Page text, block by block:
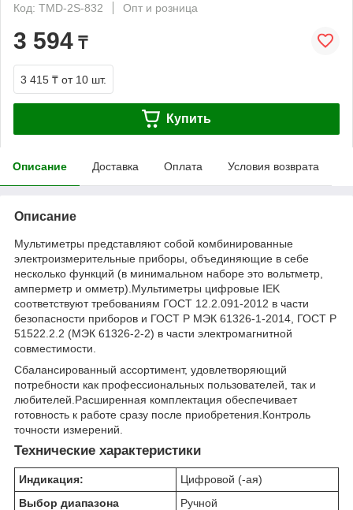
Код: TMD-2S-832
Опт и розница
3 594 ₸
3 415 ₸ от 10 шт.
Купить
Описание Доставка Оплата Условия возврата
Описание
Мультиметры представляют собой комбинированные
электроизмерительные приборы, объединяющие в себе
несколько функций (в минимальном наборе это вольтметр,
амперметр и омметр).Мультиметры цифровые IEK
соответствуют требованиям ГОСТ 12.2.091-2012 в части
безопасности приборов и ГОСТ Р МЭК 61326-1-2014, ГОСТ Р
51522.2.2 (МЭК 61326-2-2) в части электромагнитной
совместимости.
Сбалансированный ассортимент, удовлетворяющий
потребности как профессиональных пользователей, так и
любителей.Расширенная комплектация обеспечивает
готовность к работе сразу после приобретения.Контроль
точности измерений.
Технические характеристики
Индикация:
Цифровой (-ая)
Выбор диапазона
Ручной